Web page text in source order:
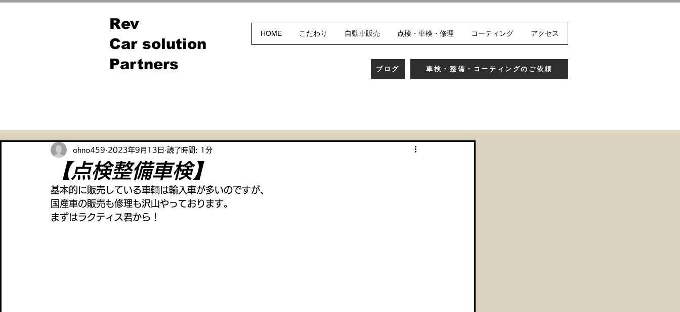
Rev
Car solution
Partners
HOME こだわり 自動車販売 点検・車検・修理 コーティング アクセス
ブログ 車検・整備・コーティングのご依頼
【点検整備車検】
ohno459 2023年9月13日 読了時間: 1分
基本的に販売している車輌は輸入車が多いのですが、
国産車の販売も修理も沢山やっております。
まずはラクティス君から！